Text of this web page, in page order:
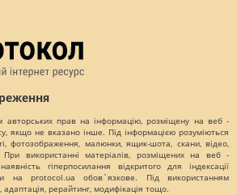
авторських прав на інформацію, розміщену на веб -
якщо не вказано інше. Під інформацією розуміються
фотозображення, малюнки, ящик-шота, скани, відео,
При використанні матеріалів, розміщених на веб -
гіперпосилання відкритого для індексації
на protocol.ua обов`язкове. Під використанням
адаптація, рерайтинг, модифікація тощо.